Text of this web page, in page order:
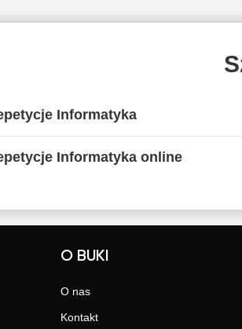
Informatyka
Informatyka online
O BUKI
O nas
Kontakt